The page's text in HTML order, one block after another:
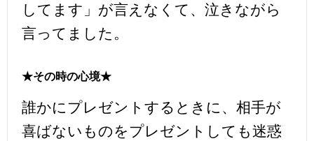
してます」が言えなくて、泣きながら
言ってました。
★その時の心境★
誰かにプレゼントするときに、相手が
喜ばないものをプレゼントしても迷惑